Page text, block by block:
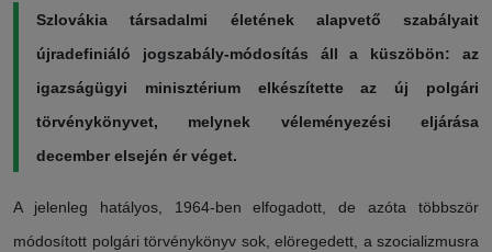
Szlovákia társadalmi életének alapvető szabályait
újradefiniáló jogszabály-módosítás áll a küszöbön: az
igazságügyi minisztérium elkészítette az új polgári
törvénykönyvet, melynek véleményezési eljárása
december elsején ér véget.
A jelenleg hatályos, 1964-ben elfogadott, de azóta többször
módosított polgári törvénykönyv sok, elöregedett, a szocializmusra